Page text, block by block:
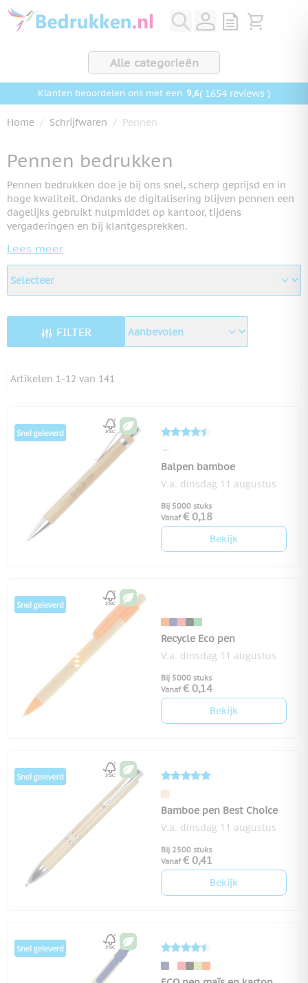
Ga naar de inhoud
View quote,
Bekijk
Alle categorieën
Klanten beoordelen ons met een 9,6( 1654 reviews )
Home / Schrijfwaren / Pennen
Pennen bedrukken
Pennen bedrukken doe je bij ons snel, scherp geprijsd en in
hoge kwaliteit. Ondanks de digitalisering blijven pennen een
dagelijks gebruikt hulpmiddel op kantoor, tijdens
vergaderingen en bij klantgesprekken.
Lees meer
FILTER
Artikelen 1-12 van 141
Balpen bamboe
V.a. dinsdag 11 augustus
Bij 5000 stuks
Vanaf € 0,18
Bekijk
Recycle Eco pen
V.a. dinsdag 11 augustus
Bij 5000 stuks
Vanaf € 0,14
Bekijk
Bamboe pen Best Choice
V.a. dinsdag 11 augustus
Bij 2500 stuks
Vanaf € 0,41
Bekijk